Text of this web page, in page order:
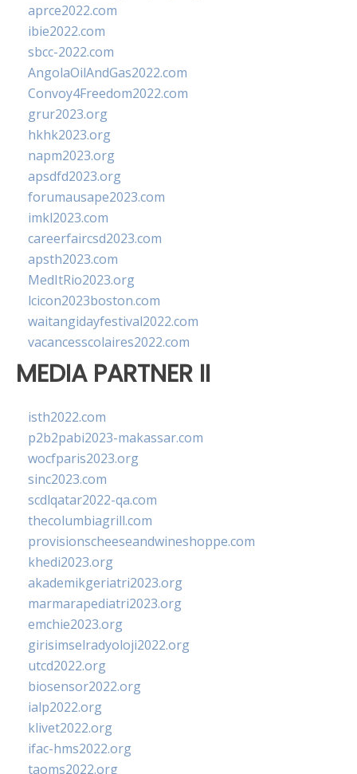
aprce2022.com
ibie2022.com
sbcc-2022.com
AngolaOilAndGas2022.com
Convoy4Freedom2022.com
grur2023.org
hkhk2023.org
napm2023.org
apsdfd2023.org
forumausape2023.com
imkl2023.com
careerfaircsd2023.com
apsth2023.com
MedItRio2023.org
lcicon2023boston.com
waitangidayfestival2022.com
vacancesscolaires2022.com
MEDIA PARTNER II
isth2022.com
p2b2pabi2023-makassar.com
wocfparis2023.org
sinc2023.com
scdlqatar2022-qa.com
thecolumbiagrill.com
provisionscheeseandwineshoppe.com
khedi2023.org
akademikgeriatri2023.org
marmarapediatri2023.org
emchie2023.org
girisimselradyoloji2022.org
utcd2022.org
biosensor2022.org
ialp2022.org
klivet2022.org
ifac-hms2022.org
taoms2022.org